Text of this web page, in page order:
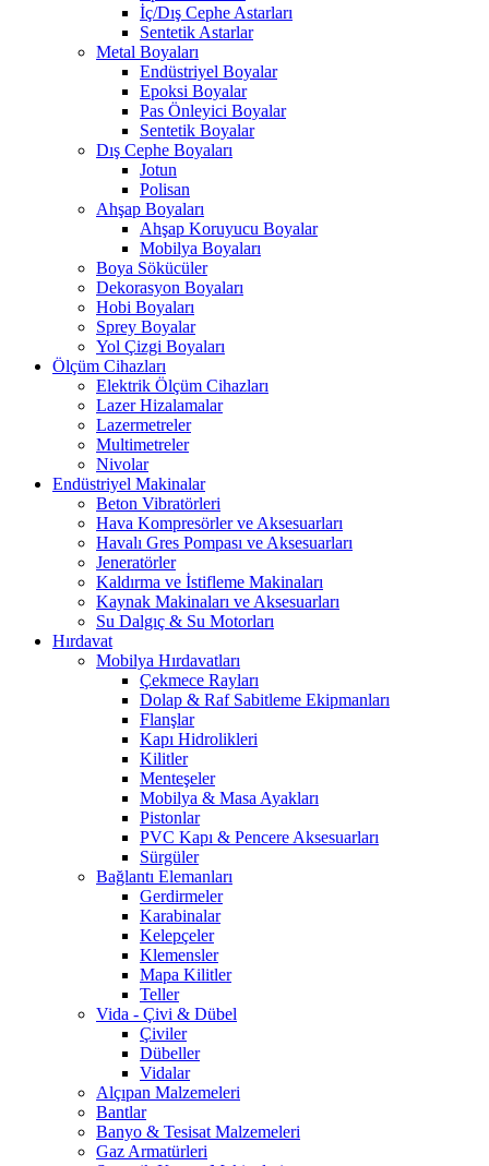
İç/Dış Cephe Astarları
Sentetik Astarlar
Metal Boyaları
Endüstriyel Boyalar
Epoksi Boyalar
Pas Önleyici Boyalar
Sentetik Boyalar
Dış Cephe Boyaları
Jotun
Polisan
Ahşap Boyaları
Ahşap Koruyucu Boyalar
Mobilya Boyaları
Boya Sökücüler
Dekorasyon Boyaları
Hobi Boyaları
Sprey Boyalar
Yol Çizgi Boyaları
Ölçüm Cihazları
Elektrik Ölçüm Cihazları
Lazer Hizalamalar
Lazermetreler
Multimetreler
Nivolar
Endüstriyel Makinalar
Beton Vibratörleri
Hava Kompresörler ve Aksesuarları
Havalı Gres Pompası ve Aksesuarları
Jeneratörler
Kaldırma ve İstifleme Makinaları
Kaynak Makinaları ve Aksesuarları
Su Dalgıç & Su Motorları
Hırdavat
Mobilya Hırdavatları
Çekmece Rayları
Dolap & Raf Sabitleme Ekipmanları
Flanşlar
Kapı Hidrolikleri
Kilitler
Menteşeler
Mobilya & Masa Ayakları
Pistonlar
PVC Kapı & Pencere Aksesuarları
Sürgüler
Bağlantı Elemanları
Gerdirmeler
Karabinalar
Kelepçeler
Klemensler
Mapa Kilitler
Teller
Vida - Çivi & Dübel
Çiviler
Dübeller
Vidalar
Alçıpan Malzemeleri
Bantlar
Banyo & Tesisat Malzemeleri
Gaz Armatürleri